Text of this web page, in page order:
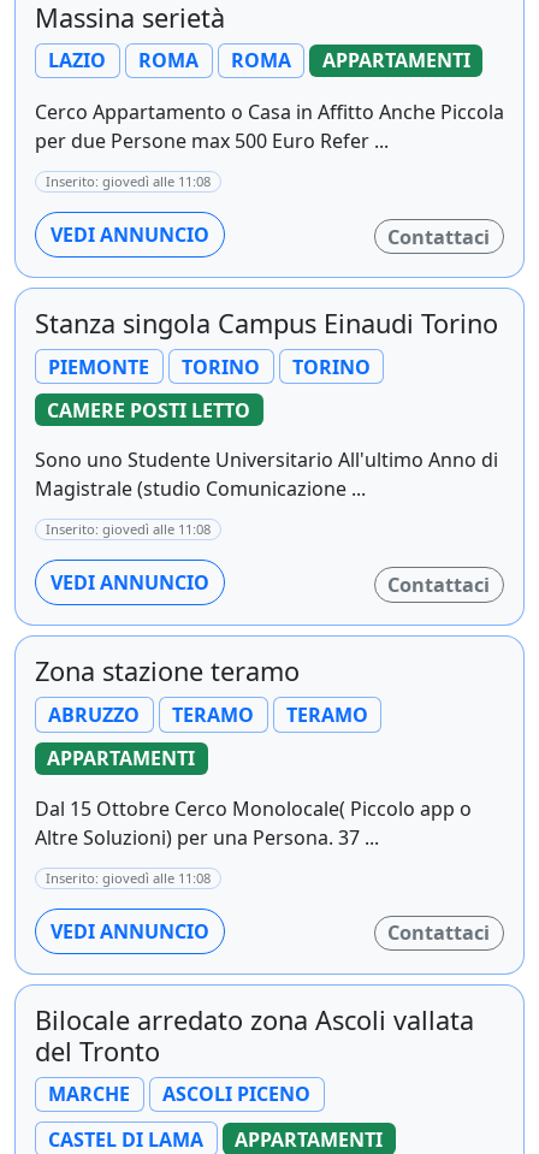
Massina serietà
LAZIO ROMA ROMA
APPARTAMENTI
Cerco Appartamento o Casa in Affitto Anche Piccola
per due Persone max 500 Euro Refer ...
Inserito: giovedì alle 11:08
VEDI ANNUNCIO Contattaci
Stanza singola Campus Einaudi Torino
PIEMONTE TORINO
TORINO
CAMERE POSTI LETTO
Sono uno Studente Universitario All'ultimo Anno di
Magistrale (studio Comunicazione ...
Inserito: giovedì alle 11:08
VEDI ANNUNCIO Contattaci
Zona stazione teramo
ABRUZZO TERAMO
TERAMO
APPARTAMENTI
Dal 15 Ottobre Cerco Monolocale( Piccolo app o
Altre Soluzioni) per una Persona. 37 ...
Inserito: giovedì alle 11:08
VEDI ANNUNCIO Contattaci
Bilocale arredato zona Ascoli vallata
del Tronto
MARCHE
ASCOLI PICENO
CASTEL DI LAMA
APPARTAMENTI